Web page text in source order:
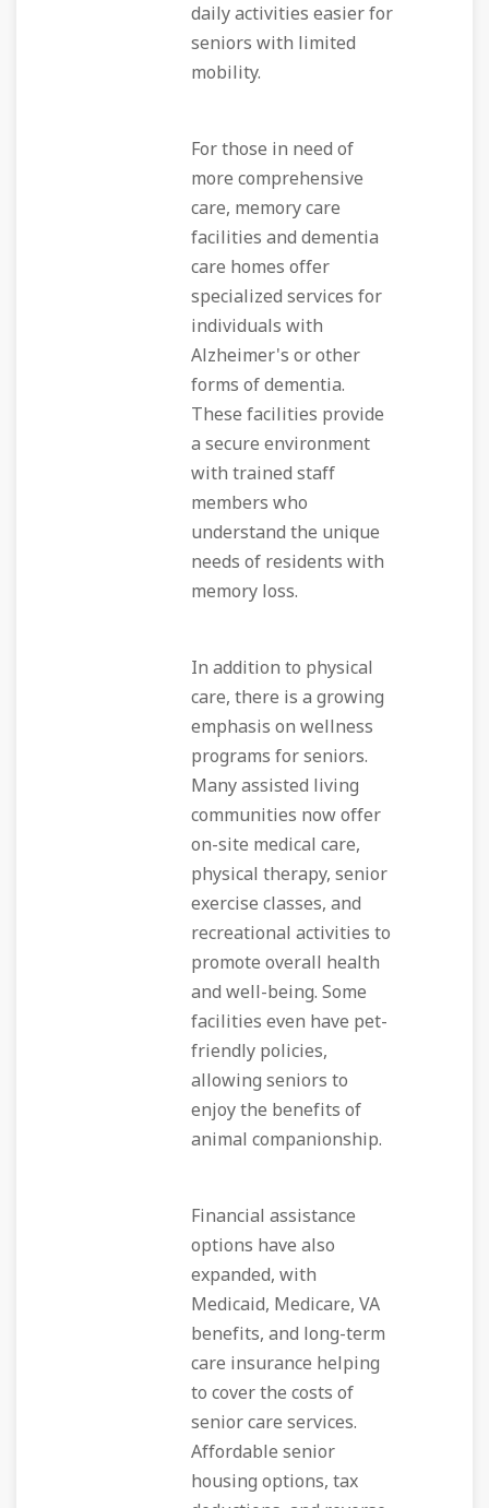
daily activities easier for
seniors with limited
mobility.
For those in need of
more comprehensive
care, memory care
facilities and dementia
care homes offer
specialized services for
individuals with
Alzheimer's or other
forms of dementia.
These facilities provide
a secure environment
with trained staff
members who
understand the unique
needs of residents with
memory loss.
In addition to physical
care, there is a growing
emphasis on wellness
programs for seniors.
Many assisted living
communities now offer
on-site medical care,
physical therapy, senior
exercise classes, and
recreational activities to
promote overall health
and well-being. Some
facilities even have pet-
friendly policies,
allowing seniors to
enjoy the benefits of
animal companionship.
Financial assistance
options have also
expanded, with
Medicaid, Medicare, VA
benefits, and long-term
care insurance helping
to cover the costs of
senior care services.
Affordable senior
housing options, tax